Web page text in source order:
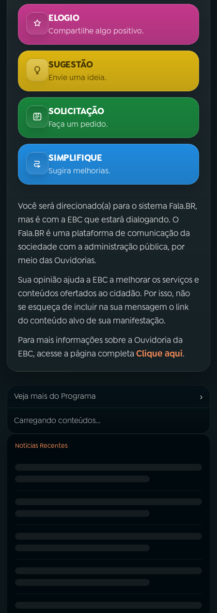
ELOGIO
Compartilhe algo positivo.
SUGESTÃO
Envie uma ideia.
SOLICITAÇÃO
Faça um pedido.
SIMPLIFIQUE
Sugira melhorias.
Você será direcionado(a) para o sistema Fala.BR,
mas é com a EBC que estará dialogando. O
Fala.BR é uma plataforma de comunicação da
sociedade com a administração pública, por
meio das Ouvidorias.
Sua opinião ajuda a EBC a melhorar os serviços e
conteúdos ofertados ao cidadão. Por isso, não
se esqueça de incluir na sua mensagem o link
do conteúdo alvo de sua manifestação.
Para mais informações sobre a Ouvidoria da
EBC, acesse a página completa Clique aqui.
Veja mais do Programa ›
Carregando conteúdos...
Notícias Recentes